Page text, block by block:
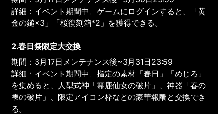
詳細：イベント期間中、ゲームにログインすると、「黄
金の鎚×3」「桜復刻箱*2」を獲得できる。
2.春日祭限定大交換
期間：3月17日メンテナンス後~3月31日23:59
詳細：イベント期間中、指定の素材「春日」「めじろ」
を集めると、人型式神「霊鹿仙女の破片」、神器「春の
雫の破片」、限定アイコン枠などの豪華報酬と交換でき
る。